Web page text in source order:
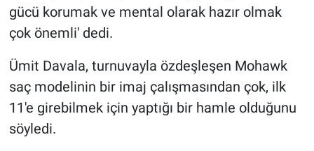
gücü korumak ve mental olarak hazır olmak
çok önemli' dedi.
Ümit Davala, turnuvayla özdeşleşen Mohawk
saç modelinin bir imaj çalışmasından çok, ilk
11'e girebilmek için yaptığı bir hamle olduğunu
söyledi.